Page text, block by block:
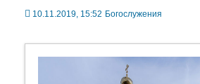
10.11.2019, 15:52 Богослужения